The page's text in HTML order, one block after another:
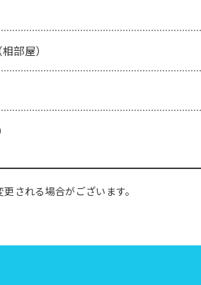
部屋）
される場合がございます。